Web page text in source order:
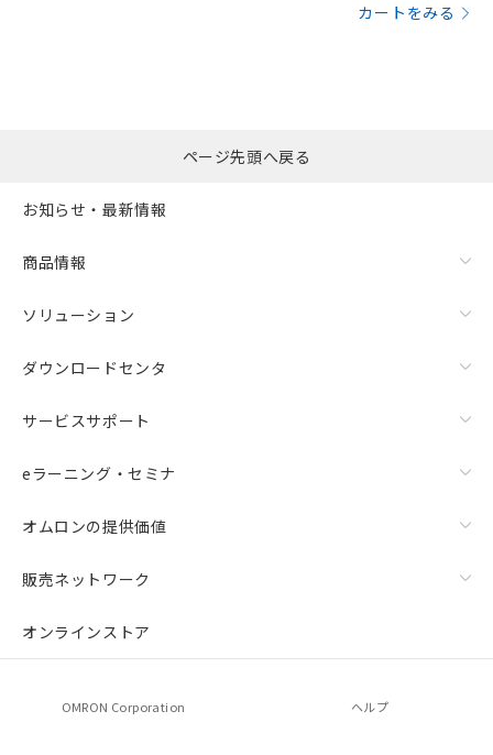
カートをみる
ページ先頭へ戻る
お知らせ・最新情報
商品情報
ソリューション
ダウンロードセンタ
サービスサポート
eラーニング・セミナ
オムロンの提供価値
販売ネットワーク
オンラインストア
OMRON Corporation ヘルプ